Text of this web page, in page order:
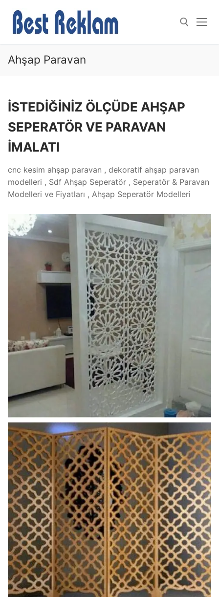
atla
Ahşap Paravan
İSTEDİĞİNİZ ÖLÇÜDE AHŞAP
SEPERATÖR VE PARAVAN
İMALATI
cnc kesim ahşap paravan , dekoratif ahşap paravan
modelleri , Sdf Ahşap Seperatör , Seperatör & Paravan
Modelleri ve Fiyatları , Ahşap Seperatör Modelleri
ahsap_paravan (1)